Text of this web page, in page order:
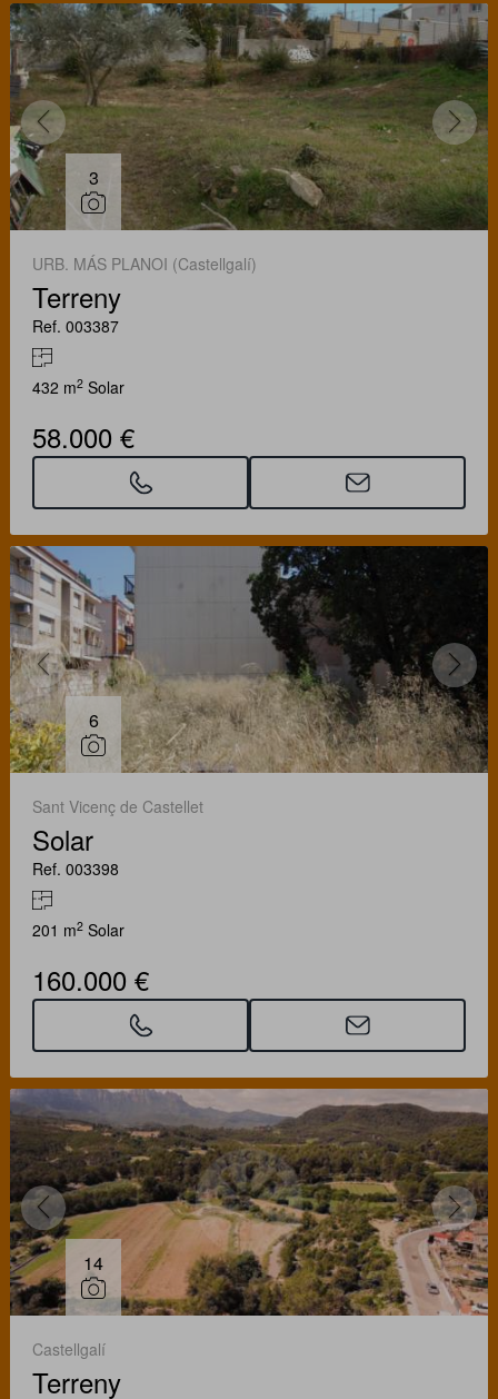
3
URB. MÁS PLANOI (Castellgalí)
Terreny
Ref. 003387
432 m2 Solar
58.000 €
6
Sant Vicenç de Castellet
Solar
Ref. 003398
201 m2 Solar
160.000 €
14
Castellgalí
Terreny